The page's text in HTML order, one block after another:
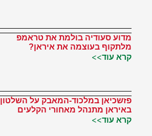
מדוע סעודיה בולמת את טראמפ
מלתקוף בעוצמה את איראן?
קרא עוד>>
פזשכיאן במלכוד-המאבק על השלטון
באיראן מתנהל מאחורי הקלעים
קרא עוד>>